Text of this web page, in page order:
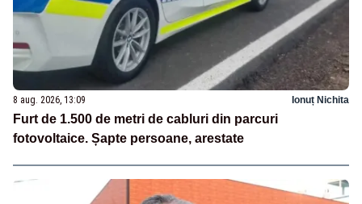
8 aug. 2026, 13:09 Ionuț Nichita
Furt de 1.500 de metri de cabluri din parcuri
fotovoltaice. Șapte persoane, arestate